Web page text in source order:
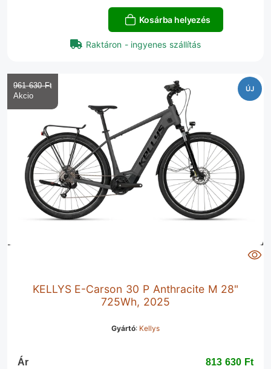
Kosárba helyezés
Raktáron - ingyenes szállítás
ÚJ
KELLYS E-Carson 30 P Anthracite M 28"
725Wh, 2025
Gyártó: Kellys
961 630 Ft‎
Ár 813 630 Ft‎